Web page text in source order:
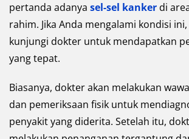
pertanda adanya sel-sel kanker di
rahim. Jika Anda mengalami kondisi
kunjungi dokter untuk mendapatkan
yang tepat.
Biasanya, dokter akan melakukan
dan pemeriksaan fisik untuk
penyakit yang diderita. Setelah itu,